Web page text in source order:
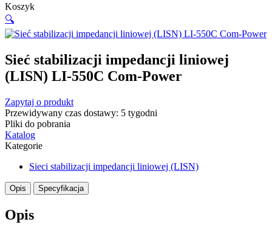
Koszyk
🔍
Sieć stabilizacji impedancji liniowej
(LISN) LI-550C Com-Power
Zapytaj o produkt
Przewidywany czas dostawy: 5 tygodni
Pliki do pobrania
Katalog
Kategorie
Sieci stabilizacji impedancji liniowej (LISN)
Opis Specyfikacja
Opis